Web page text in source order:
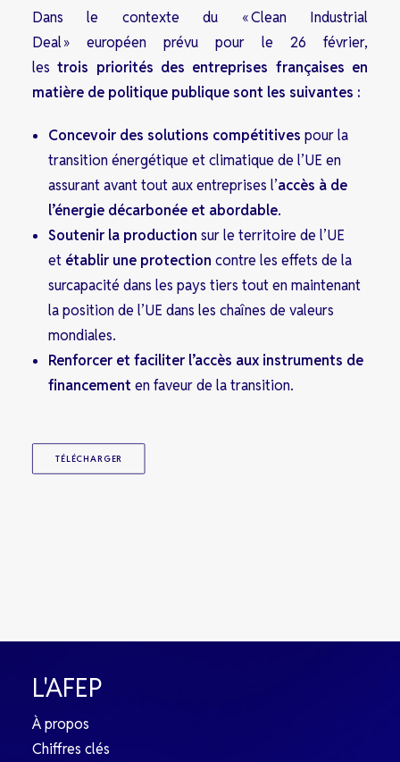
Dans le contexte du « Clean Industrial
Deal » européen prévu pour le 26 février,
lestrois priorités des entreprises françaises en
matière de politique publique sont les suivantes :
Concevoir des solutions compétitives pour la
transition énergétique et climatique de l’UE en
assurant avant tout aux entreprises l’accès à de
l’énergie décarbonée et abordable.
Soutenir la production sur le territoire de l’UE
et établir une protection contre les effets de la
surcapacité dans les pays tiers tout en maintenant
la position de l’UE dans les chaînes de valeurs
mondiales.
Renforcer et faciliter l’accès aux instruments de
financementen faveur de la transition.
TÉLÉCHARGER
L'AFEP
À propos
Chiffres clés